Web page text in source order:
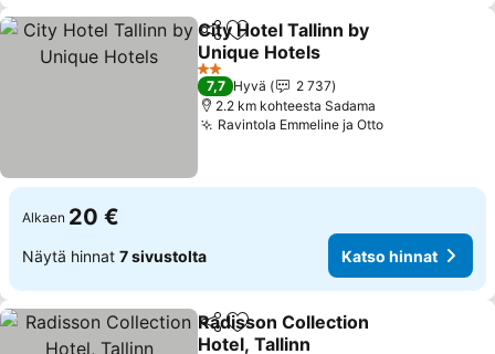
Jaa Lisää suosikkeihin
City Hotel Tallinn by
Unique Hotels
Katso hinnat
2 Tähtiluokitus
7,7 Hyvä
2 737
2.2 km kohteesta Sadama
Ravintola Emmeline ja OttoKatso hinnat
Alkaen 20 €
Näytä hinnat 7 sivustolta Katso hinnat
Jaa Lisää suosikkeihin
Radisson Collection
Hotel, Tallinn